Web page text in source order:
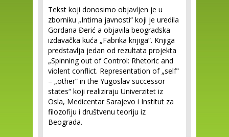
Tekst koji donosimo objavljen je u
zborniku „Intima javnosti“ koji je uredila
Gordana Đerić a objavila beogradska
izdavačka kuća „Fabrika knjiga“. Knjiga
predstavlja jedan od rezultata projekta
„Spinning out of Control: Rhetoric and
violent conflict. Representation of „self“
– „other“ in the Yugoslav successor
states“ koji realiziraju Univerzitet iz
Osla, Medicentar Sarajevo i Institut za
filozofiju i društvenu teoriju iz
Beograda.